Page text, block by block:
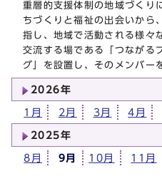
重層的支援体制の地域づくり
ちづくりと福祉の出会いから
指し、地域で活動される様々
交流する場である「つながる
グ」を設置し、そのメンバー
2026年
1月 2月 3月 4月
2025年
8月 9月 10月 11月